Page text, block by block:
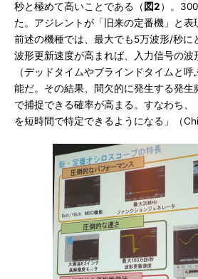
秒と極めて高いことである（ 図2）。
た。アジレントが「旧来の定番機」と
前述の機種では、最大でも5万波形/秒に
波形更新速度が高まれば、入力信号の波
（デッドタイムやブラインドタイムと
能だ。その結果、間欠的に発生する発生
で捕捉できる確率が高まる。すなわち、
を短時間で特定できるようになる」（